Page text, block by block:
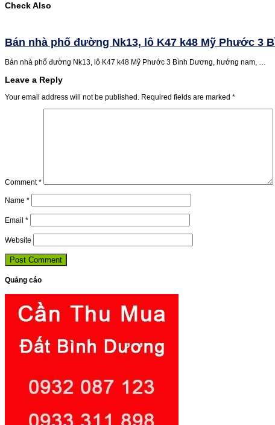
Check Also
Bán nhà phố đường Nk13, lô K47 k48 Mỹ Phước 3
Bán nhà phố đường Nk13, lô K47 k48 Mỹ Phước 3 Bình Dương, hướng nam, …
Leave a Reply
Your email address will not be published. Required fields are marked *
Comment*
Name *
Email *
Website
Quảng cáo